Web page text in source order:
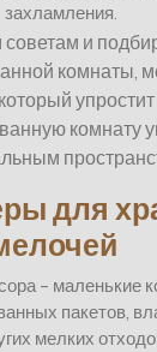
захламления.
и
комнаты,
упростит
комнату
для
– маленькие
пакетов,
мелких